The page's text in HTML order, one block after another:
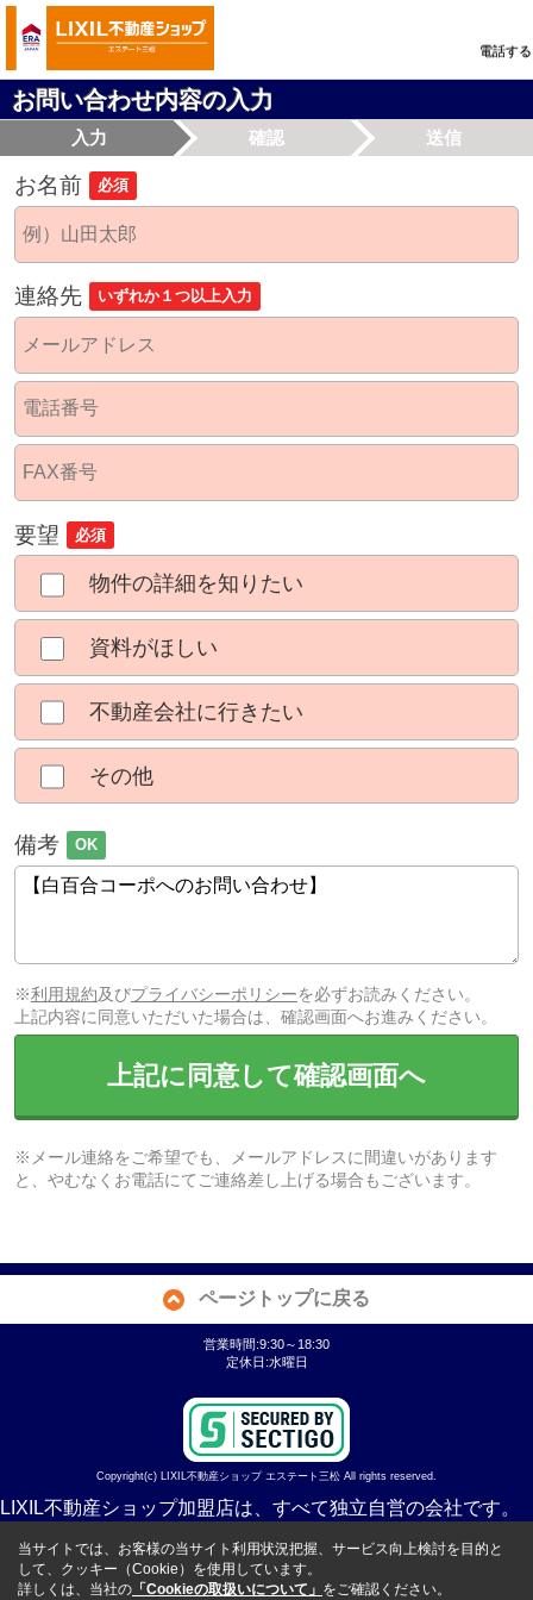
電話する
お問い合わせ内容の入力
入力 確認 送信
お名前 必須
連絡先 いずれか１つ以上入力
要望 必須
物件の詳細を知りたい
資料がほしい
不動産会社に行きたい
その他
備考 OK
※利用規約及びプライバシーポリシーを必ずお読みください。
上記内容に同意いただいた場合は、確認画面へお進みください。
上記に同意して確認画面へ
※メール連絡をご希望でも、メールアドレスに間違いがあります
と、やむなくお電話にてご連絡差し上げる場合もございます。
ページトップに戻る
営業時間:9:30～18:30
定休日:水曜日
Copyright(c) LIXIL不動産ショップ エステート三松 All rights reserved.
LIXIL不動産ショップ加盟店は、すべて独立自営の会社です。
当サイトでは、お客様の当サイト利用状況把握、サービス向上検討を目的と
して、クッキー（Cookie）を使用しています。
詳しくは、当社の 「Cookieの取扱いについて」 をご確認ください。